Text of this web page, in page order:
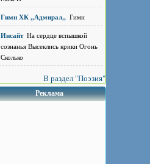
Гимн ХК ,,Адмирал,, Гимн
Инсайт На сердце вспышкой
сознанья Высеклись крики Огонь
Сколько
В раздел "Поэзия"
Реклама